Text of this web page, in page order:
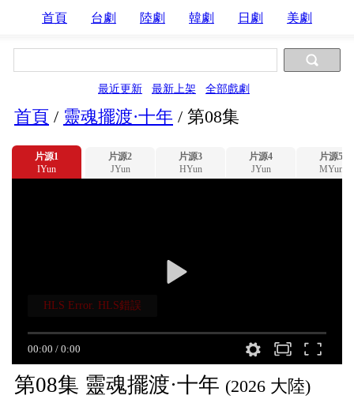
首頁 台劇 陸劇 韓劇 日劇 美劇
最近更新 最新上架 全部戲劇
首頁 / 靈魂擺渡·十年 / 第08集
片源1
IYun
片源2
JYun
片源3
HYun
片源4
JYun
片源5
MYun
00:00 / 0:00
HLS Error. HLS錯誤
第08集 靈魂擺渡·十年 (2026 大陸)